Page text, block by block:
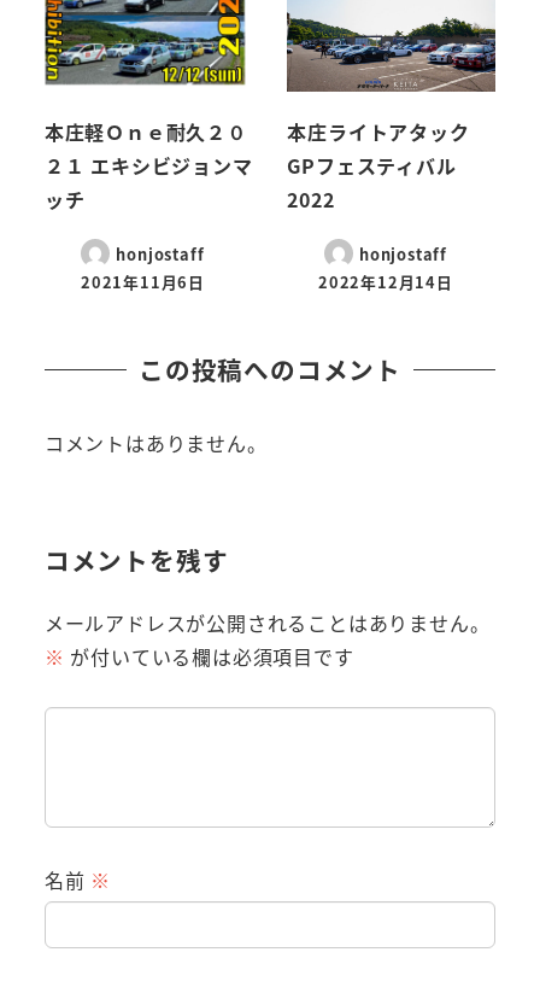
本庄軽Ｏｎｅ耐久２０
２１ エキシビジョンマ
ッチ
honjostaff
2021年11月6日
本庄ライトアタック
GPフェスティバル
2022
honjostaff
2022年12月14日
この投稿へのコメント
コメントはありません。
コメントを残す
メールアドレスが公開されることはありません。
※ が付いている欄は必須項目です
名前 ※